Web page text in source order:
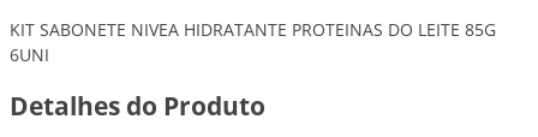
KIT SABONETE NIVEA HIDRATANTE PROTEINAS DO LEITE 85G
6UNI
Detalhes do Produto